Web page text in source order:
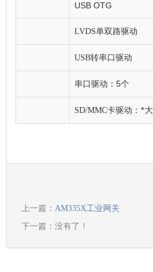
USB OTG
LVDS单双路驱动
USB转串口驱动
串口驱动： 5个
SD/MMC卡驱动：*
上一篇： AM335X工业网关
下一篇：没有了！